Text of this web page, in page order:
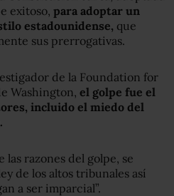
exitoso, para adoptar un
estadounidense, que
sus prerrogativas.
de la Foundation for
Washington, el golpe fue el
incluido el miedo del
razones del golpe, se
de los altos tribunales así
a ser imparcial”.